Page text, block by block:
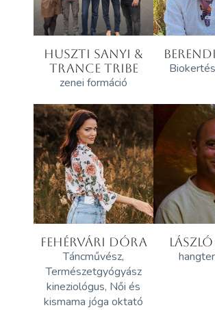
HUSZTI SANYI &
TRANCE TRIBE
zenei formáció
FEHÉRVÁRI DÓRA
Táncművész,
Természetgyógyász
kineziológus, Női és
kismama jóga oktató